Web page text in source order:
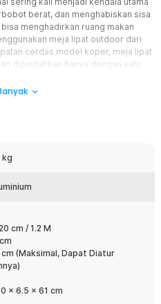
berat, dan menghabiskan sisa
menghadirkan ruang makan
meja lipat outdoor dari
cerdas model koper, meja lipat
dipindahkan hanya dengan satu
pilihan investasi
untuk Kemudahan Transportasi
seluruh permukaan
ini membuat meja
ringkas berdimensi 60 x 6.5
pegangan tangan ergonomis
secara santai. Manfaat
meja koper ini dengan sangat
terbaik ke mana pun
kg
cm / 1.2 M
(Maksimal, Dapat Diatur
x 6.5 x 61 cm